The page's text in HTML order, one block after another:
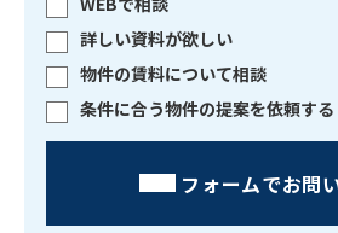
詳しい資料が欲しい
物件の賃料について相談
条件に合う物件の提案を依頼する
フォームでお問